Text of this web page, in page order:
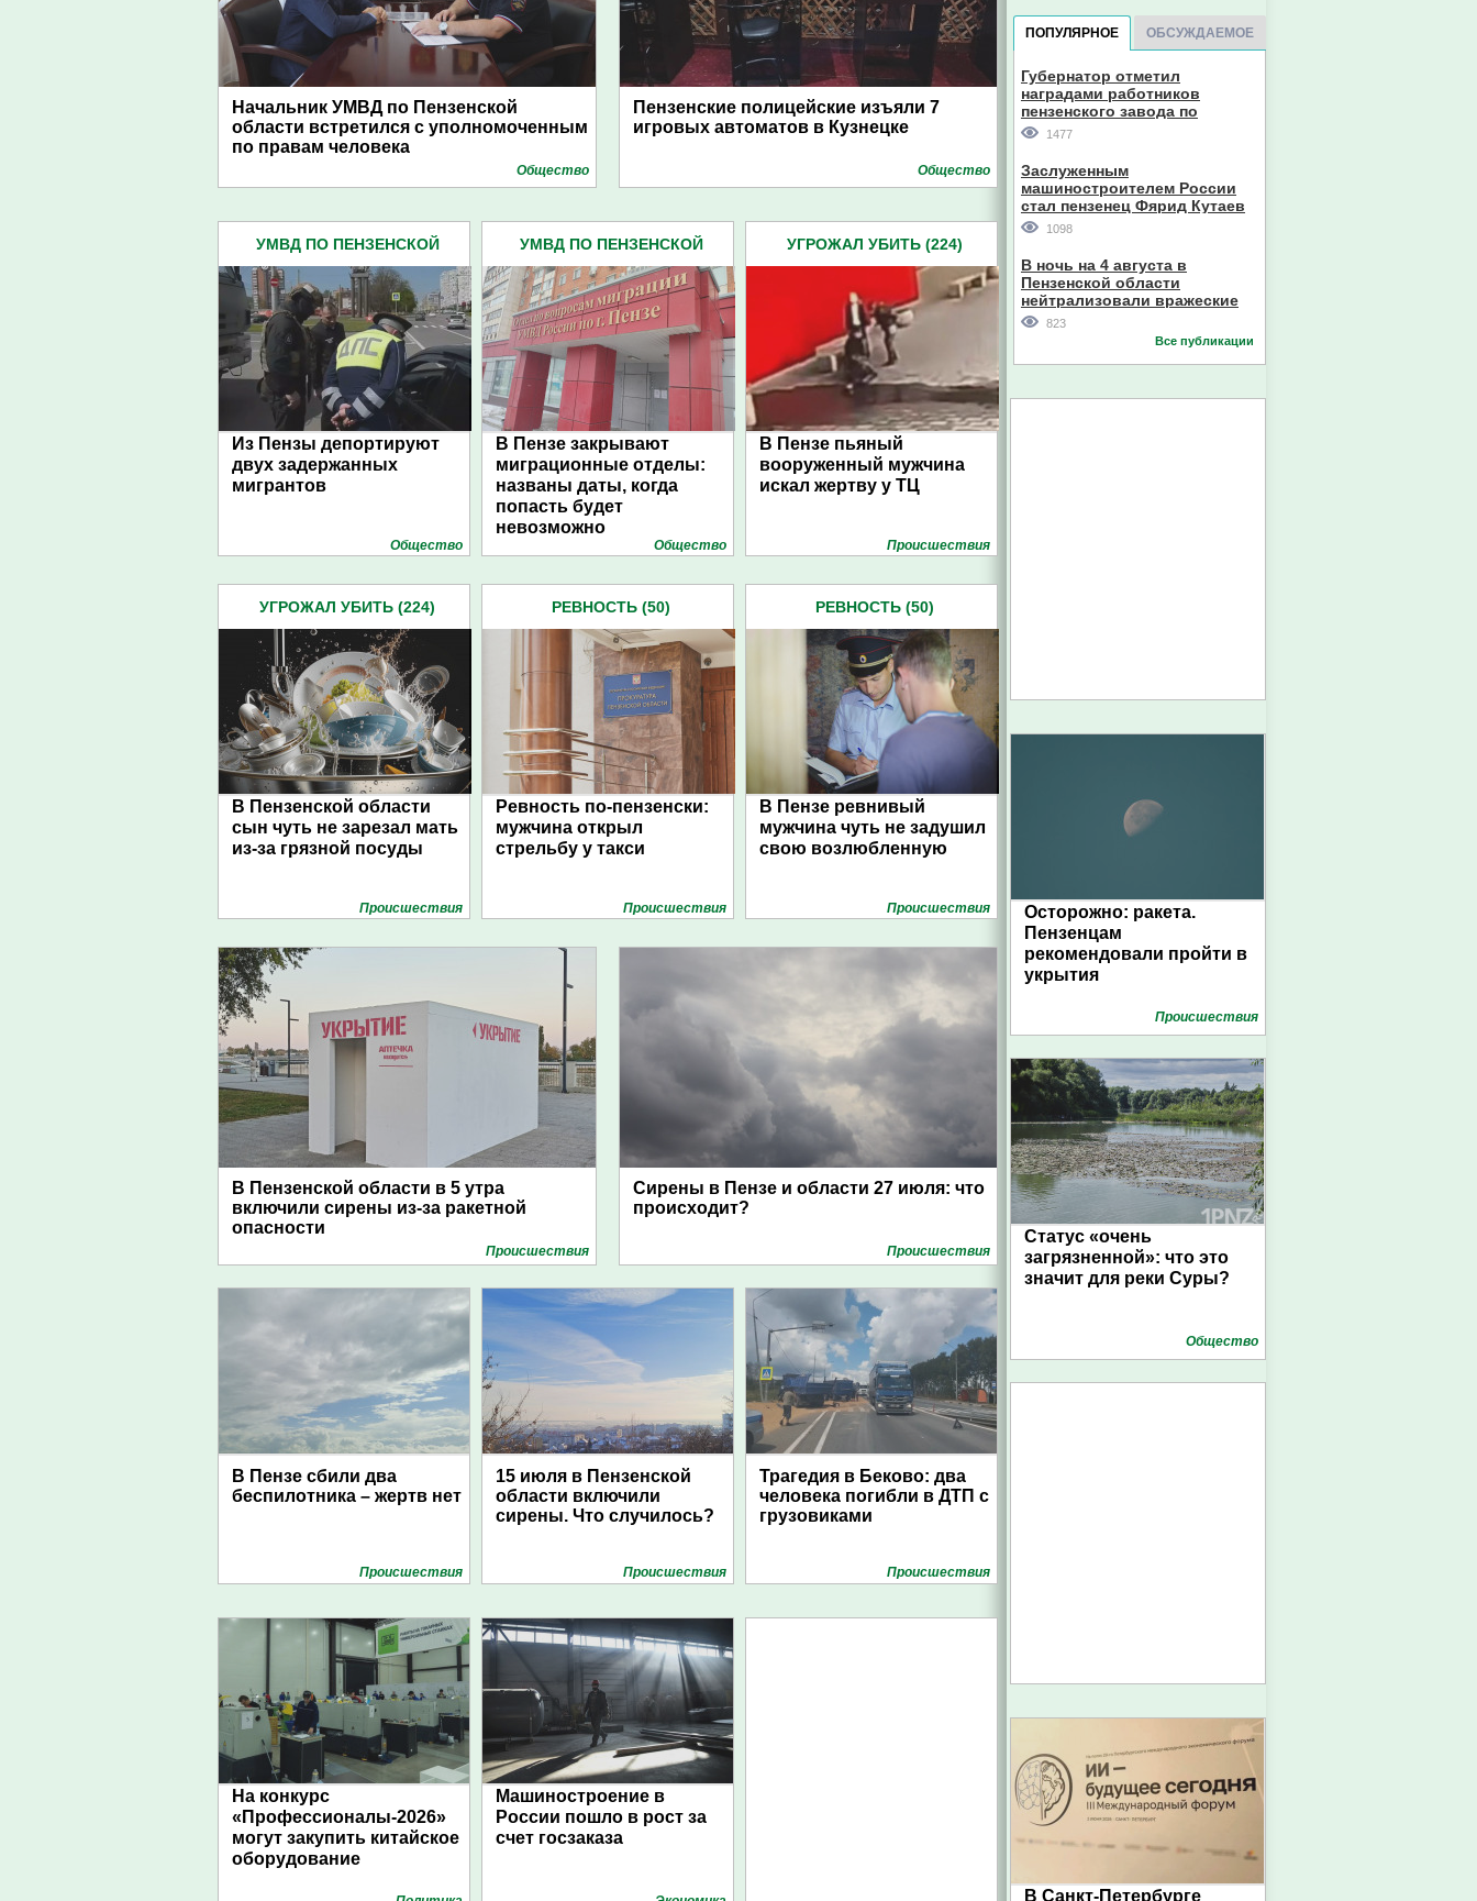
Начальник УМВД по Пензенской
области встретился с уполномоченным
по правам человека
Общество
Пензенские полицейские изъяли 7
игровых автоматов в Кузнецке
Общество
УМВД ПО ПЕНЗЕНСКОЙ
Из Пензы депортируют
двух задержанных
мигрантов
Общество
УМВД ПО ПЕНЗЕНСКОЙ
В Пензе закрывают
миграционные отделы:
названы даты, когда
попасть будет
невозможно
Общество
УГРОЖАЛ УБИТЬ (224)
В Пензе пьяный
вооруженный мужчина
искал жертву у ТЦ
Проиcшествия
УГРОЖАЛ УБИТЬ (224)
В Пензенской области
сын чуть не зарезал мать
из-за грязной посуды
Проиcшествия
РЕВНОСТЬ (50)
Ревность по-пензенски:
мужчина открыл
стрельбу у такси
Проиcшествия
РЕВНОСТЬ (50)
В Пензе ревнивый
мужчина чуть не задушил
свою возлюбленную
Проиcшествия
В Пензенской области в 5 утра
включили сирены из-за ракетной
опасности
Проиcшествия
Сирены в Пензе и области 27 июля: что
происходит?
Проиcшествия
В Пензе сбили два
беспилотника – жертв нет
Проиcшествия
15 июля в Пензенской
области включили
сирены. Что случилось?
Проиcшествия
Трагедия в Беково: два
человека погибли в ДТП с
грузовиками
Проиcшествия
На конкурс
«Профессионалы-2026»
могут закупить китайское
оборудование
Машиностроение в
России пошло в рост за
счет госзаказа
ПОПУЛЯРНОЕ ОБСУЖДАЕМОЕ
Губернатор отметил
наградами работников
пензенского завода по
производству станков
1477
Заслуженным
машиностроителем России
стал пензенец Фярид Кутаев
1098
В ночь на 4 августа в
Пензенской области
нейтрализовали вражеские
дроны
823
Все публикации
Осторожно: ракета.
Пензенцам
рекомендовали пройти в
укрытия
Проиcшествия
Статус «очень
загрязненной»: что это
значит для реки Суры?
Общество
В Санкт-Петербурге